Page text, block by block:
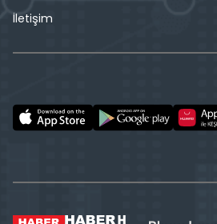
İletişim